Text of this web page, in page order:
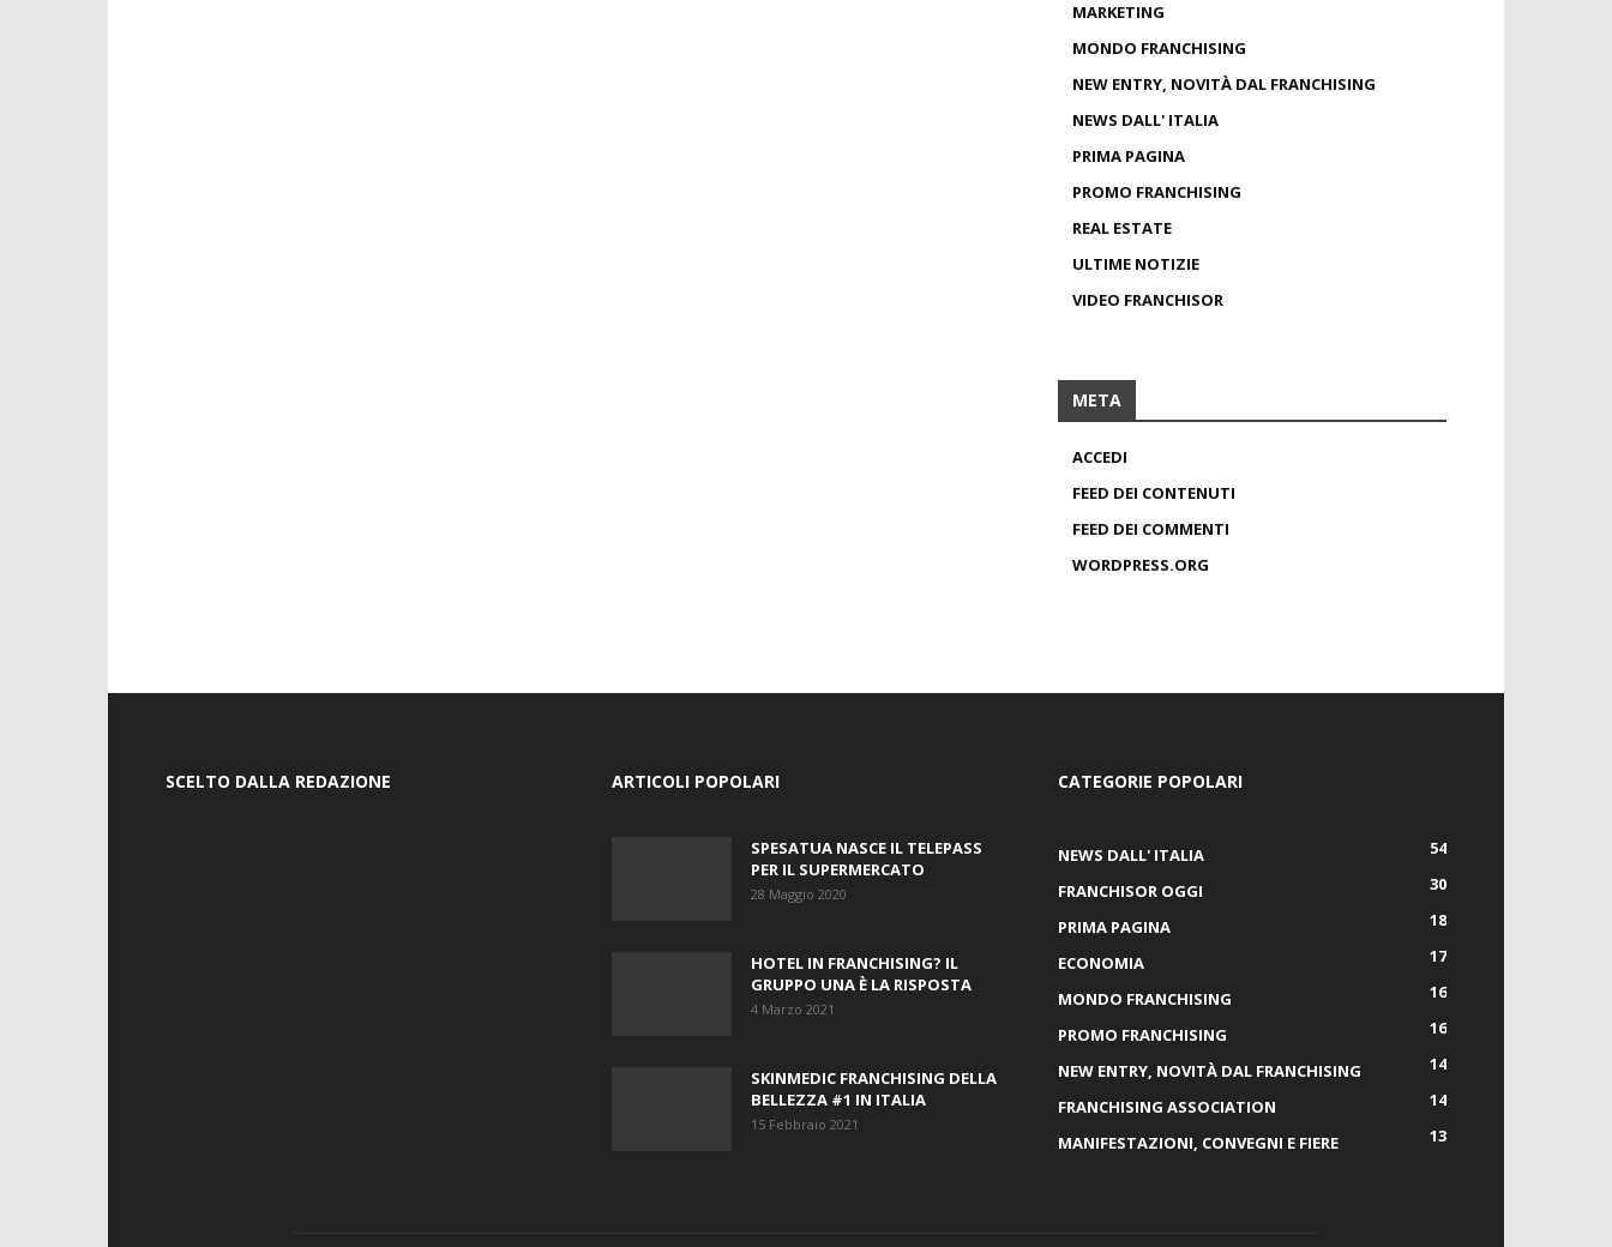
MARKETING
MONDO FRANCHISING
NEW ENTRY, NOVITÀ DAL FRANCHISING
NEWS DALL' ITALIA
PRIMA PAGINA
PROMO FRANCHISING
REAL ESTATE
ULTIME NOTIZIE
VIDEO FRANCHISOR
META
ACCEDI
FEED DEI CONTENUTI
FEED DEI COMMENTI
WORDPRESS.ORG
SCELTO DALLA REDAZIONE ARTICOLI POPOLARI
SPESATUA NASCE IL TELEPASS
PER IL SUPERMERCATO
28 Maggio 2020
HOTEL IN FRANCHISING? IL
GRUPPO UNA È LA RISPOSTA
4 Marzo 2021
SKINMEDIC FRANCHISING DELLA
BELLEZZA #1 IN ITALIA
15 Febbraio 2021
CATEGORIE POPOLARI
NEWS DALL' ITALIA
54
FRANCHISOR OGGI
30
PRIMA PAGINA
18
ECONOMIA
17
MONDO FRANCHISING
16
PROMO FRANCHISING
16
NEW ENTRY, NOVITÀ DAL FRANCHISING
14
FRANCHISING ASSOCIATION
14
MANIFESTAZIONI, CONVEGNI E FIERE
13